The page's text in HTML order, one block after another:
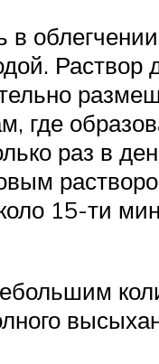
в
Раствор
где
раз в
15-ти